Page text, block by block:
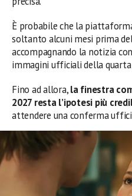
È probabile che la
soltanto alcuni mesi prima
accompagnando la notizia
immagini ufficiali della
Fino ad allora,la finestra
2027 resta l’ipotesi più
attendere una conferma